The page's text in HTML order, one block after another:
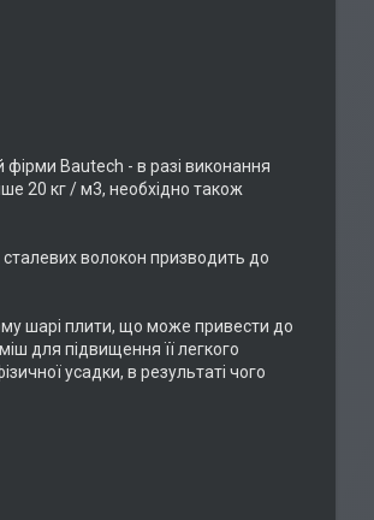
фірми Bautech - в разі виконання
20 кг / м3, необхідно також
волокон призводить до
шарі плити, що може привести до
для підвищення її легкого
усадки, в результаті чого